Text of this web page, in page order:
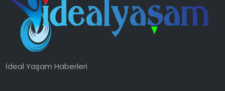
İdeal Yaşam Haberleri